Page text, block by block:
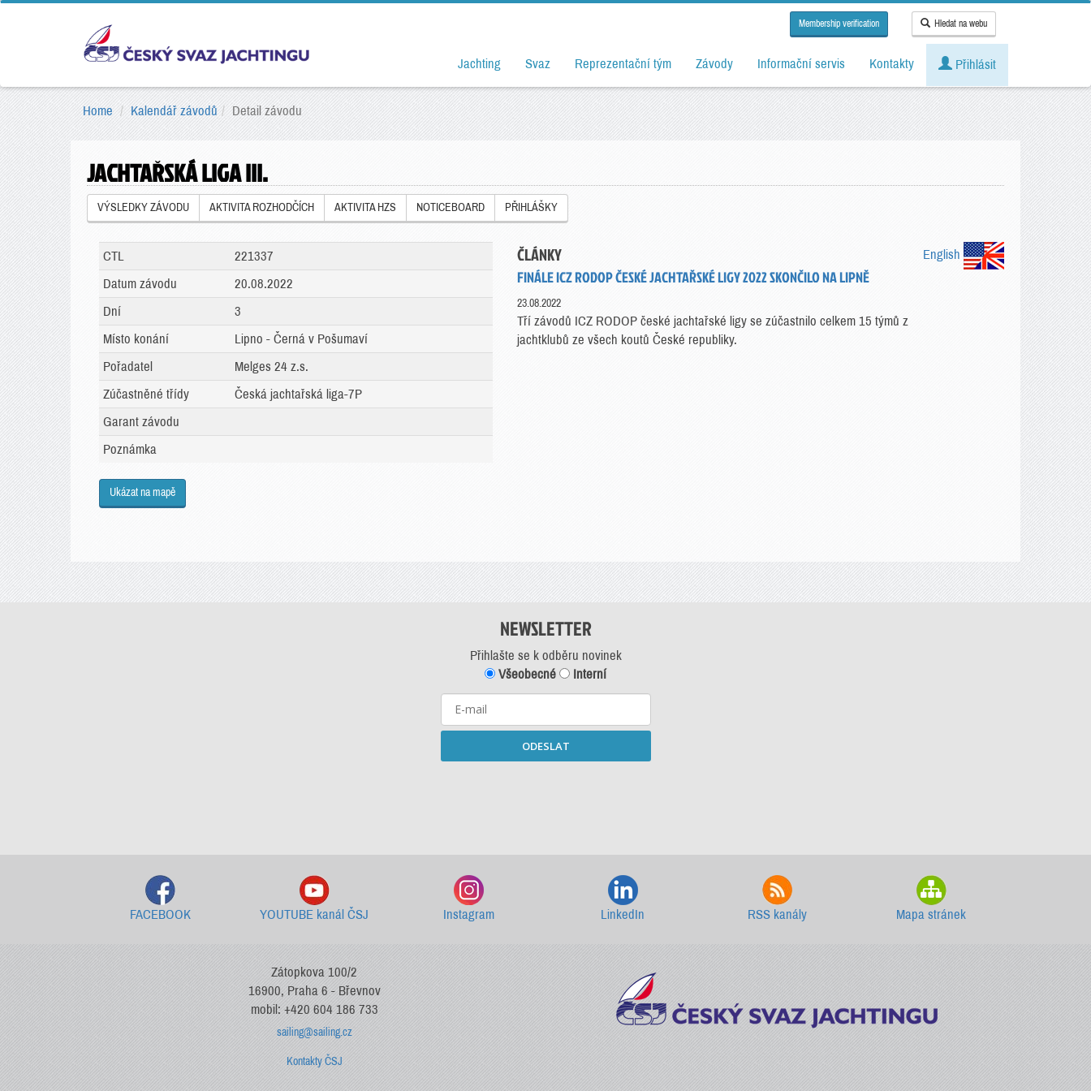
Membership verification Hledat na webu
Jachting Svaz Reprezentační tým Závody Informační servis Kontakty Přihlásit
Home Kalendář závodů Detail závodu
JACHTAŘSKÁ LIGA III.
VÝSLEDKY ZÁVODU AKTIVITA ROZHODČÍCH AKTIVITA HZS NOTICEBOARD PŘIHLÁŠKY
English
CTL
221337
Datum závodu
20.08.2022
Dní
3
Místo konání
Lipno - Černá v Pošumaví
Pořadatel
Melges 24 z.s.
Zúčastněné třídy
Česká jachtařská liga-7P
Garant závodu
Poznámka
Ukázat na mapě
ČLÁNKY
FINÁLE ICZ RODOP ČESKÉ JACHTAŘSKÉ LIGY 2022 SKONČILO NA LIPNĚ
23.08.2022
Tří závodů ICZ RODOP české jachtařské ligy se zúčastnilo celkem 15 týmů z
jachtklubů ze všech koutů České republiky.
NEWSLETTER
Přihlašte se k odběru novinek
Všeobecné
Interní
ODESLAT
FACEBOOK YOUTUBE kanál ČSJ Instagram LinkedIn RSS kanály Mapa stránek
Zátopkova 100/2
16900, Praha 6 - Břevnov
mobil: +420 604 186 733
sailing@sailing.cz
Kontakty ČSJ